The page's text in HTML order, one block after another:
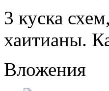
3 куска
хаитианы.
Вложения